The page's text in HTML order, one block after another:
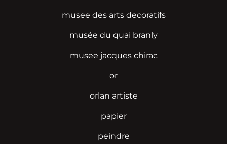
musee des arts decoratifs
musée du quai branly
musee jacques chirac
or
orlan artiste
papier
peindre